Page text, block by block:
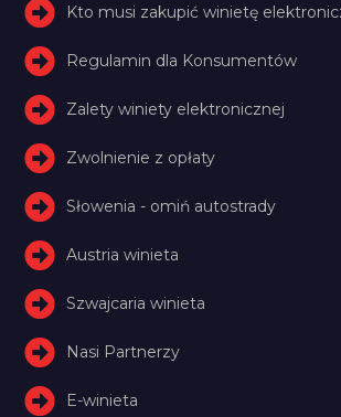
Kto musi zakupić winietę
Regulamin dla Konsumentów
Zalety winiety elektronicznej
Zwolnienie z opłaty
Słowenia - omiń autostrady
Austria winieta
Szwajcaria winieta
Nasi Partnerzy
E-winieta